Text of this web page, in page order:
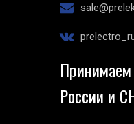
России и